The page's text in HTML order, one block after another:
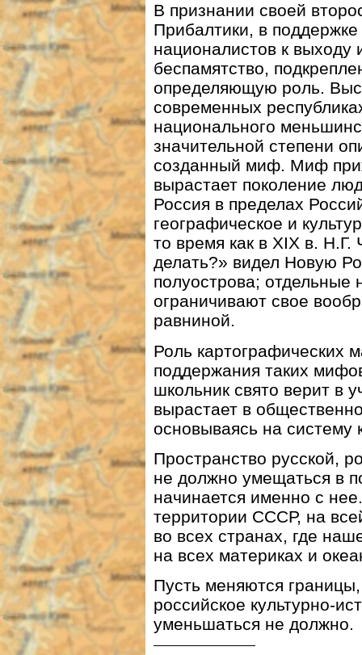
В признании своей
Прибалтики, в
националистов к
беспамятство,
определяющую роль.
современных
национального
значительной степени
созданный миф. Миф
вырастает поколение
Россия в пределах
географическое и
то время как в XIX в.
делать?» видел Новую
полуострова;
ограничивают свое
равниной.
Роль картографических
поддержания таких
школьник свято верит в
вырастает в
основываясь на систему
Пространство русской,
не должно умещаться в
начинается именно с
территории СССР, на
во всех странах, где
на всех материках и
Пусть меняются
российское культурно-
уменьшаться не должно.